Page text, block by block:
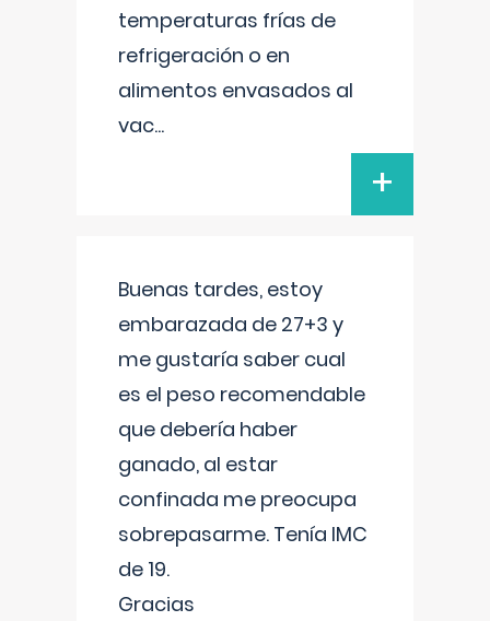
temperaturas frías de
refrigeración o en
alimentos envasados al
vac...
+
Buenas tardes, estoy
embarazada de 27+3 y
me gustaría saber cual
es el peso recomendable
que debería haber
ganado, al estar
confinada me preocupa
sobrepasarme. Tenía IMC
de 19.
Gracias